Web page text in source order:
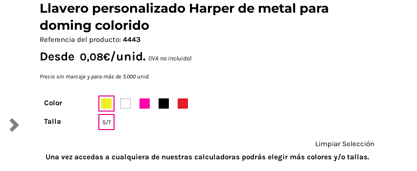
Llavero personalizado Harper de metal para
doming colorido
Referencia del producto: 4443
Desde 0,08€/unid. (IVA no incluido)
Precio sin marcaje y para más de 5.000 unid.
Color
Talla S/T
Limpiar Selección
Una vez accedas a cualquiera de nuestras calculadoras podrás elegir más colores y/o tallas.